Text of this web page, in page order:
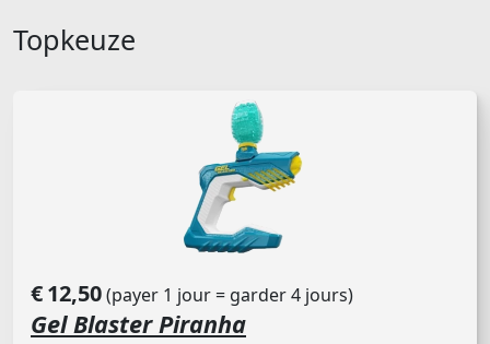
Topkeuze
€12,50(payer 1 jour = garder 4 jours)
Gel Blaster Piranha